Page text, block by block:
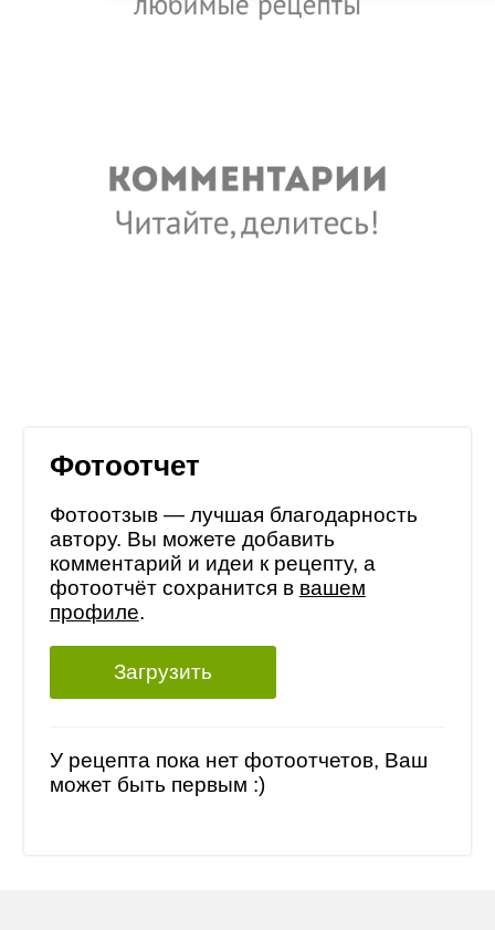
Фотоотчет
Фотоотзыв — лучшая благодарность
автору. Вы можете добавить
комментарий и идеи к рецепту, а
фотоотчёт сохранится в вашем
профиле.
Загрузить
У рецепта пока нет фотоотчетов, Ваш
может быть первым :)